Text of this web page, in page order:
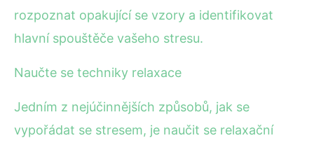
rozpoznat opakující se vzory a identifikovat
hlavní spouštěče vašeho stresu.
Naučte se techniky relaxace
Jedním z nejúčinnějších způsobů, jak se
vypořádat se stresem, je naučit se relaxační